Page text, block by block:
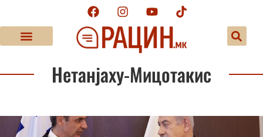
Нетанјаху-Мицотакис